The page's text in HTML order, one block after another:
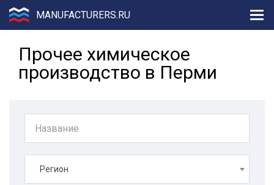
MANUFACTURERS.RU
Прочее химическое
производство в Перми
Регион